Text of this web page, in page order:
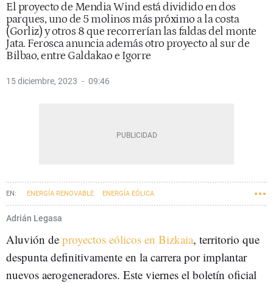
El proyecto de Mendia Wind está dividido en dos
parques, uno de 5 molinos más próximo a la costa
(Gorliz) y otros 8 que recorrerían las faldas del monte
Jata. Ferosca anuncia además otro proyecto al sur de
Bilbao, entre Galdakao e Igorre
15 diciembre, 2023 09:46
ENERGÍA RENOVABLE ENERGÍA EÓLICA
Adrián Legasa
Aluvión de proyectos eólicos en Bizkaia, territorio que
despunta definitivamente en la carrera por implantar
nuevos aerogeneradores. Este viernes el boletín oficial